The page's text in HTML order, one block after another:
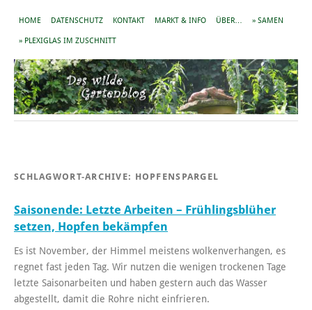
HOME DATENSCHUTZ KONTAKT MARKT & INFO ÜBER… » SAMEN
» PLEXIGLAS IM ZUSCHNITT
SCHLAGWORT-ARCHIVE: HOPFENSPARGEL
Saisonende: Letzte Arbeiten – Frühlingsblüher
setzen, Hopfen bekämpfen
Es ist November, der Himmel meistens wolkenverhangen, es
regnet fast jeden Tag. Wir nutzen die wenigen trockenen Tage
letzte Saisonarbeiten und haben gestern auch das Wasser
abgestellt, damit die Rohre nicht einfrieren.